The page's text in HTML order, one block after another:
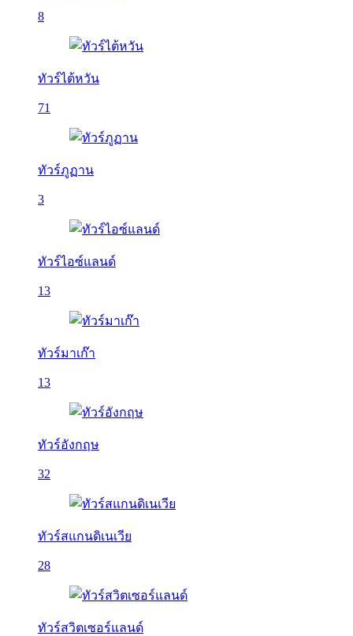
8
ทัวร์ไต้หวัน
71
ทัวร์ภูฏาน
3
ทัวร์ไอซ์แลนด์
13
ทัวร์มาเก๊า
13
ทัวร์อังกฤษ
32
ทัวร์สแกนดิเนเวีย
28
ทัวร์สวิตเซอร์แลนด์